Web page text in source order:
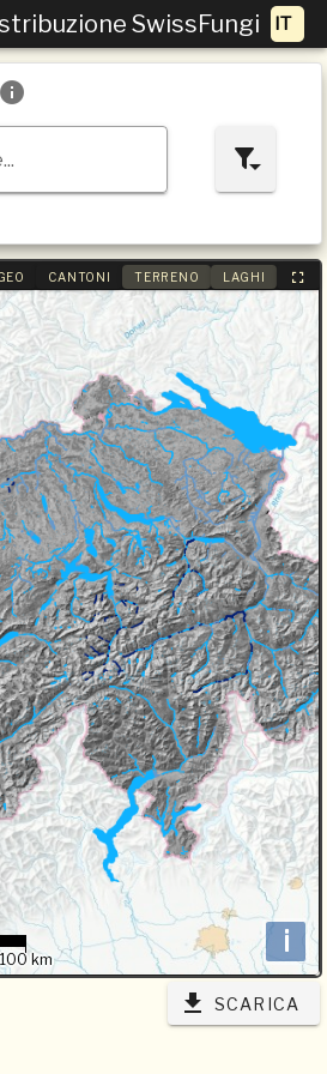
SwissFungi
CANTONI TERRENO LAGHI
i
100 km
SCARICA